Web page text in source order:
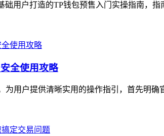
础用户打造的TP钱包预售入门实操指南，
全使用攻略
为用户提供清晰实用的操作指引，首先明